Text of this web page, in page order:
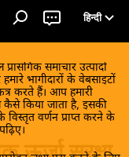
हिन्दी
समाचार उत्पादों
भागीदारों के वेबसाइटों
करते हैं। आप हमारी
किया जाता है, इसकी
वर्णन प्राप्त करने के
पढ़िए।
सुरक्षा